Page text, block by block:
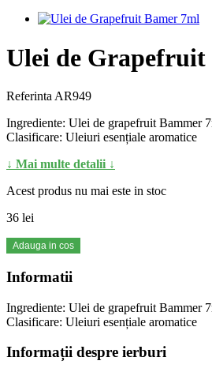
Ulei de Grapefruit
Referinta AR949
Ingrediente: Ulei de grapefruit Bammer
Clasificare: Uleiuri esențiale aromatice
↓ Mai multe detalii ↓
Acest produs nu mai este in stoc
36 lei
Adauga in cos
Informatii
Ingrediente: Ulei de grapefruit Bammer
Clasificare: Uleiuri esențiale aromatice
Informații despre ierburi